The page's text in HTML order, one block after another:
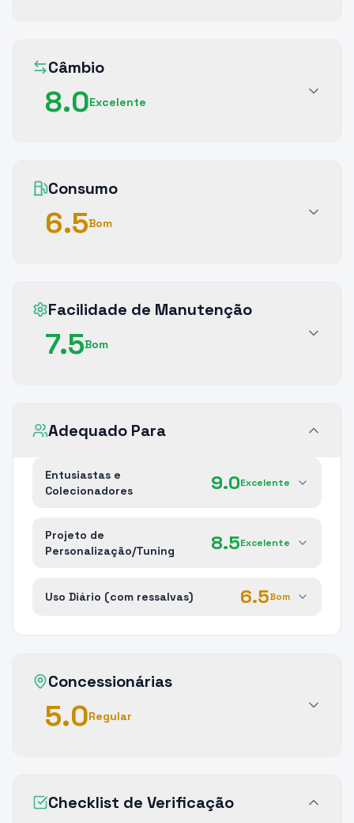
Câmbio
8.0Excelente
Consumo
6.5Bom
Facilidade de Manutenção
7.5Bom
Adequado Para
Entusiastas e
Colecionadores
9.0Excelente
Projeto de
Personalização/Tuning
8.5Excelente
Uso Diário (com ressalvas) 6.5Bom
Concessionárias
5.0Regular
Checklist de Verificação